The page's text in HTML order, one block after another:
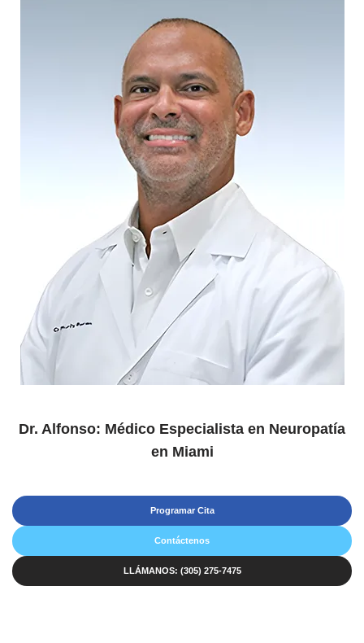
Dr. Alfonso: Médico Especialista en Neuropatía
en Miami
Programar Cita
Contáctenos
LLÁMANOS: (305) 275-7475